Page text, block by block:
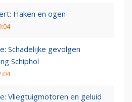
Haken en ogen
Schadelijke gevolgen
Schiphol
Vliegtuigmotoren en geluid